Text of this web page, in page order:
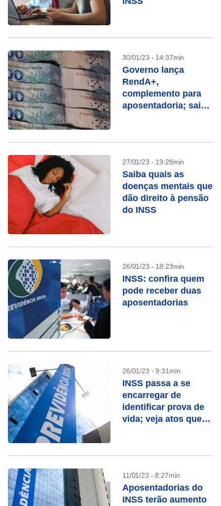
30/01/23 - 14:37min
Governo lança
RendA+,
complemento para
aposentadoria; saiba
27/01/23 - 19:28min
Saiba quais as
doenças mentais que
dão direito à pensão
do INSS
26/01/23 - 18:23min
INSS: confira quem
pode receber duas
aposentadorias
26/01/23 - 9:31min
INSS passa a se
encarregar de
identificar prova de
vida; veja atos que
11/01/23 - 8:27min
Aposentadorias do
INSS terão aumento